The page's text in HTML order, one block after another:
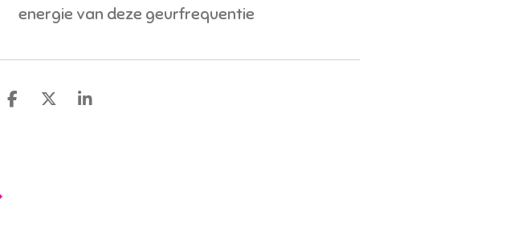
energie van deze geurfrequentie
D
D
S